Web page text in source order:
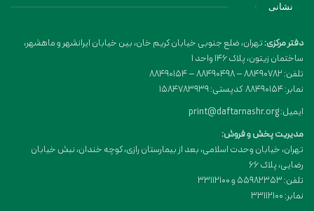
نشانی
دفتر مرکزی:تهران، ضلع جنوبی خیابان کریم خان، بین خیابان ایرانشهر و ماهشهر،
ساختمان زیتون، پلاک 146 واحد 1
تلفن: 88490782 – 88490498 – 88490154
نمابر: 88490154 کدپستی: 1584783939
ایمیل: print@daftarnashr.org
مدیریت پخش و فروش:
تهران، خیابان وحدت اسلامی، بعد از بیمارستان رازی، کوچه خندان، نبش خیابان
رضایی، پلاک ۶۶
تلفن: 55982353 و 33112100
نمابر: 33112100